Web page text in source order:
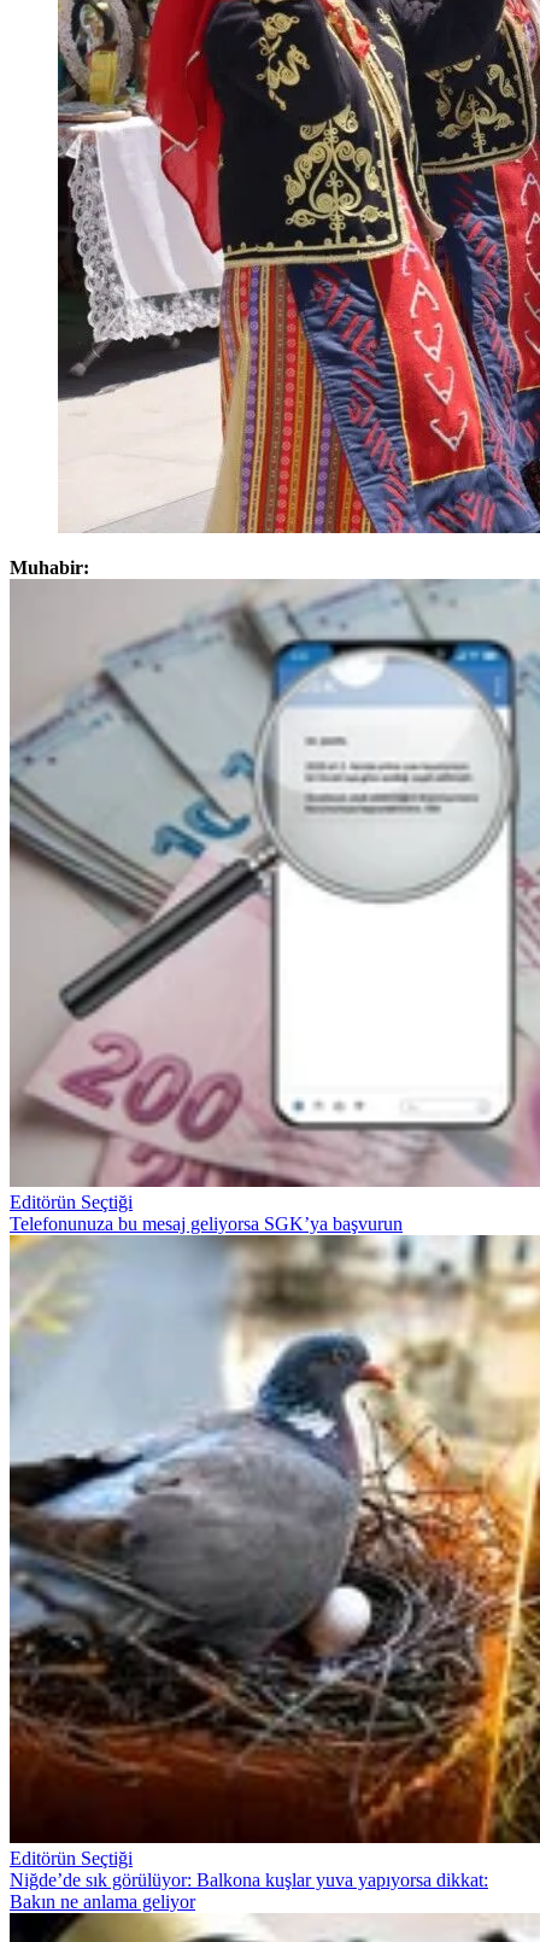
Muhabir:
Editörün Seçtiği
Telefonunuza bu mesaj geliyorsa SGK’ya başvurun
Editörün Seçtiği
Niğde’de sık görülüyor: Balkona kuşlar yuva yapıyorsa dikkat:
Bakın ne anlama geliyor